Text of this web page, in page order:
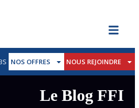
NOS OFFRES NOUS REJOINDRE
Le Blog FFI